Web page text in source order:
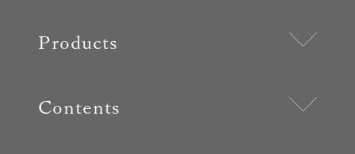
Products
Contents